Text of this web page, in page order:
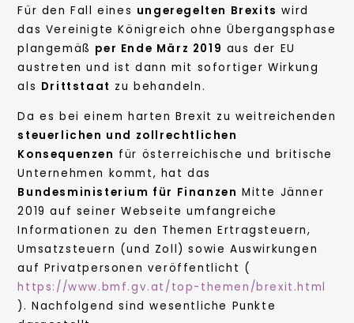
Für den Fall eines ungeregelten Brexits wird
das Vereinigte Königreich ohne Übergangsphase
plangemäß per Ende März 2019 aus der EU
austreten und ist dann mit sofortiger Wirkung
als Drittstaat zu behandeln.
Da es bei einem harten Brexit zu weitreichenden
steuerlichen und zollrechtlichen
Konsequenzen für österreichische und britische
Unternehmen kommt, hat das
Bundesministerium für Finanzen Mitte Jänner
2019 auf seiner Webseite umfangreiche
Informationen zu den Themen Ertragsteuern,
Umsatzsteuern (und Zoll) sowie Auswirkungen
auf Privatpersonen veröffentlicht (
https://www.bmf.gv.at/top-themen/brexit.html
). Nachfolgend sind wesentliche Punkte